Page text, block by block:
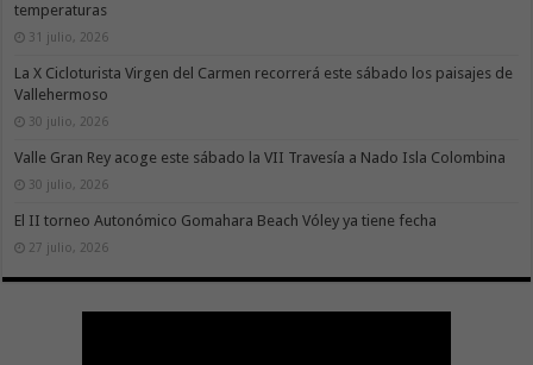
temperaturas
31 julio, 2026
La X Cicloturista Virgen del Carmen recorrerá este sábado los paisajes de
Vallehermoso
30 julio, 2026
Valle Gran Rey acoge este sábado la VII Travesía a Nado Isla Colombina
30 julio, 2026
El II torneo Autonómico Gomahara Beach Vóley ya tiene fecha
27 julio, 2026